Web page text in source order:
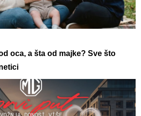
oca, a šta od majke? Sve što